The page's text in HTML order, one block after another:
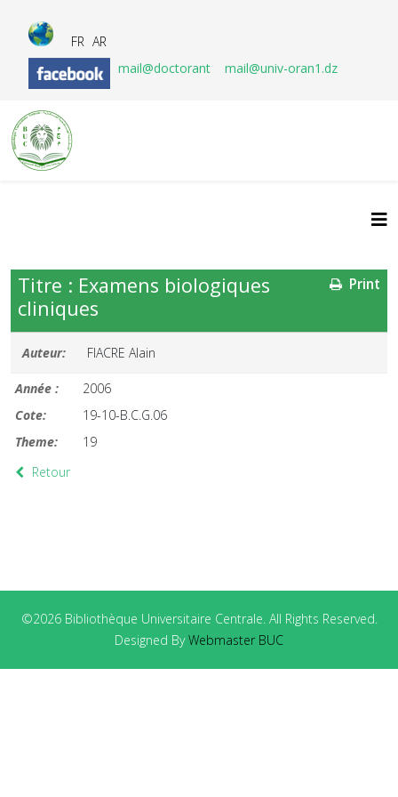
FR AR
mail@doctorant
mail@univ-oran1.dz
Print
Titre : Examens biologiques
cliniques
Auteur: FIACRE Alain
Année :
2006
Cote:
19-10-B.C.G.06
Theme:
19
Retour
©2026 Bibliothèque Universitaire Centrale. All Rights Reserved.
Designed ByWebmaster BUC